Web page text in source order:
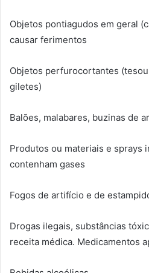
Objetos pontiagudos em geral
causar ferimentos
Objetos perfurocortantes
giletes)
Balões, malabares, buzinas de
Produtos ou materiais e sprays
contenham gases
Fogos de artifício e de
Drogas ilegais, substâncias
receita médica. Medicamentos